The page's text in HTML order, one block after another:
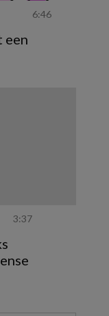
6:46
een
3:37